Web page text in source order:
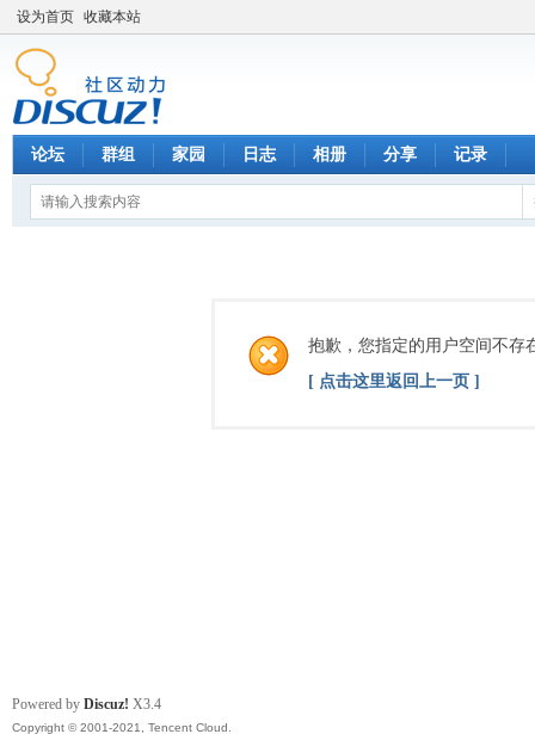
设为首页 收藏本站
论坛 群组 家园 日志 相册 分享 记录
抱歉，您指定的用户空间不存
[ 点击这里返回上一页 ]
Powered by Discuz! X3.4
Copyright © 2001-2021, Tencent Cloud.